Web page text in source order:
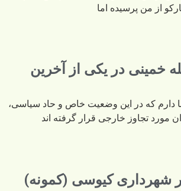
از من پرسیده اما
خمینی در یکی از آخرین
دارم که در این وضعیت خاص و حاد سیاسی،
مورد تجاوز خارجی قرار گرفته اند
شهرداری کیوسی (کمونه)